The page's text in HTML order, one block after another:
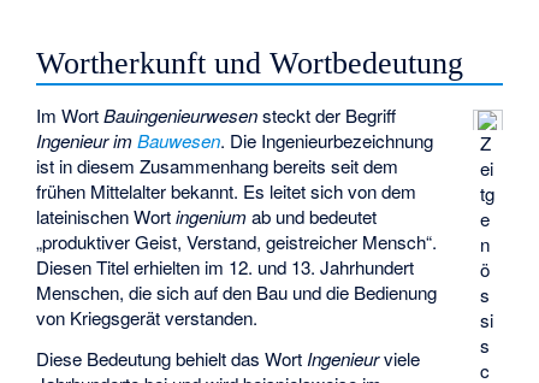
Wortherkunft und Wortbedeutung
Z
ei
tg
e
n
ö
s
si
s
c
Im WortBauingenieurwesensteckt der Begriff
Ingenieur imBauwesen. Die Ingenieurbezeichnung
ist in diesem Zusammenhang bereits seit dem
frühen Mittelalter bekannt. Es leitet sich von dem
lateinischen Wortingenium ab und bedeutet
„produktiver Geist, Verstand, geistreicher Mensch“.
Diesen Titel erhielten im 12. und 13. Jahrhundert
Menschen, die sich auf den Bau und die Bedienung
von Kriegsgerät verstanden.
Diese Bedeutung behielt das WortIngenieurviele